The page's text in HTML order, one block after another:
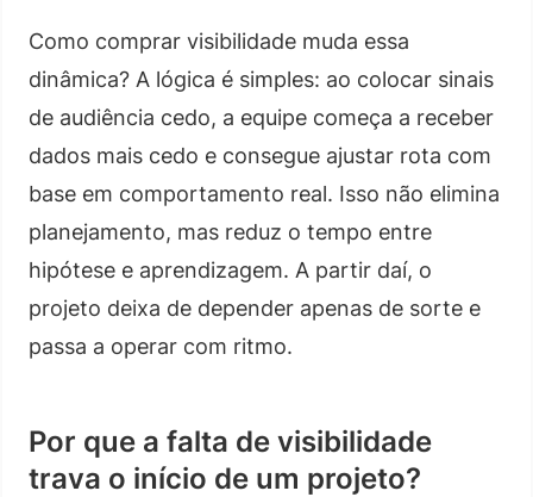
Como comprar visibilidade muda essa
dinâmica? A lógica é simples: ao colocar sinais
de audiência cedo, a equipe começa a receber
dados mais cedo e consegue ajustar rota com
base em comportamento real. Isso não elimina
planejamento, mas reduz o tempo entre
hipótese e aprendizagem. A partir daí, o
projeto deixa de depender apenas de sorte e
passa a operar com ritmo.
Por que a falta de visibilidade
trava o início de um projeto?